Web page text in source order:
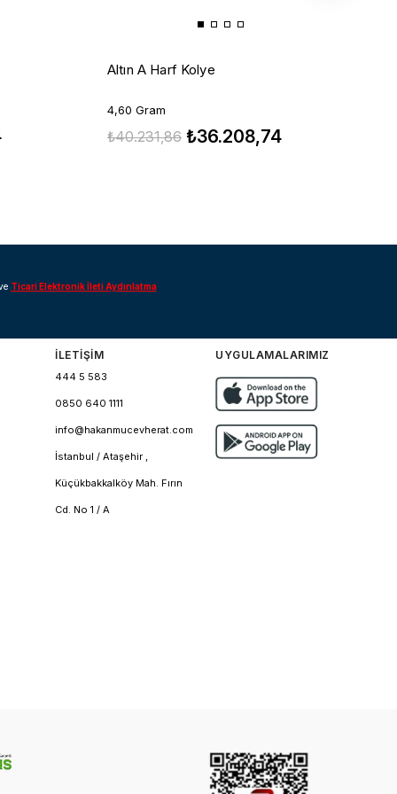
Altın A Harf Kolye
4,60 Gram
₺36.208,74
₺40.231,86
Ticari Elektronik İleti Aydınlatma
İLETİŞİM
444 5 583
0850 640 1111
info@hakanmucevherat.com
İstanbul / Ataşehir ,
Küçükbakkalköy Mah. Fırın
Cd. No 1 / A
UYGULAMALARIMIZ